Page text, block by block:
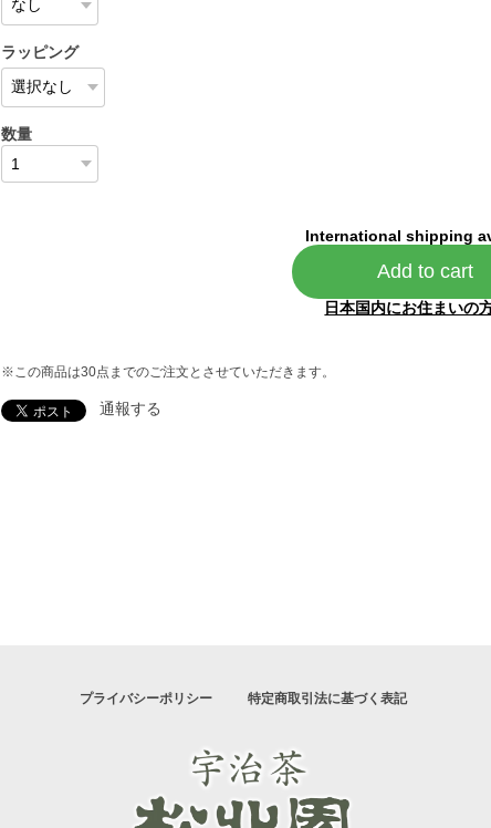
ラッピング
数量
International shipping
Add to cart
日本国内にお住まいの
※この商品は30点までのご注文とさせていただきます。
通報する
プライバシーポリシー 特定商取引法に基づく表記